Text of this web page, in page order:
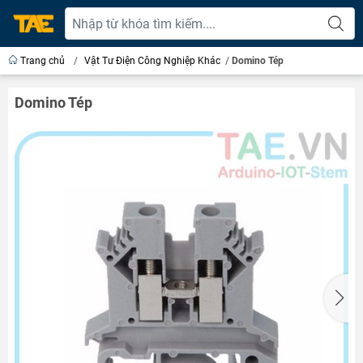
Trang chủ / Vật Tư Điện Công Nghiệp Khác / Domino Tép
Domino Tép